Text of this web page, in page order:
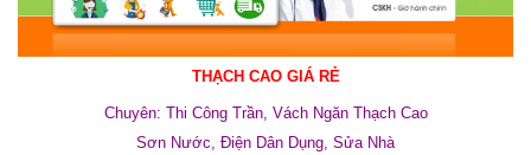
THẠCH CAO GIÁ RẺ
Chuyên: Thi Công Trần, Vách Ngăn Thạch Cao
Sơn Nước, Điện Dân Dụng, Sửa Nhà